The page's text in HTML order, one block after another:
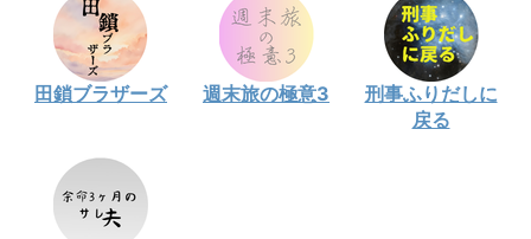
田鎖ブラザーズ 週末旅の極意3
刑事ふりだしに
戻る